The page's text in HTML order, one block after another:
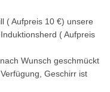
( Aufpreis 10 €) unsere
( Aufpreis
Wunsch geschmückt
Geschirr ist